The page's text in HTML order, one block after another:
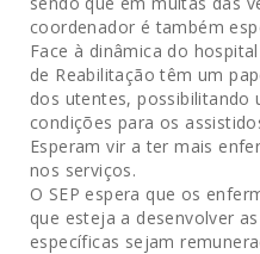
coordenador é também
Face à dinâmica do
de Reabilitação têm um
dos utentes, possibilitando
condições para os
Esperam vir a ter mais
nos serviços.
O SEP espera que os
que esteja a desenvolver
específicas sejam